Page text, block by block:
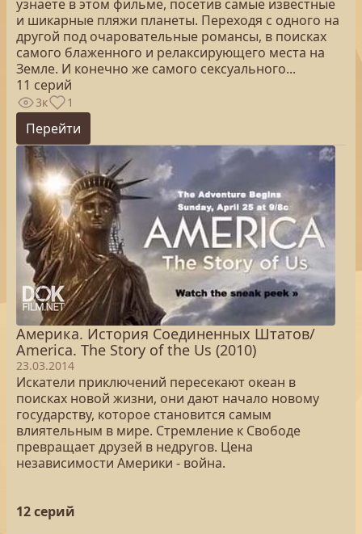
узнаете в этом фильме, посетив самые известные
и шикарные пляжи планеты. Переходя с одного на
другой под очаровательные романсы, в поисках
самого блаженного и релаксирующего места на
Земле. И конечно же самого сексуального...
11 серий
3к 1
Перейти
Америка. История Соединенных Штатов/
America. The Story of the Us (2010)
23.03.2014
Искатели приключений пересекают океан в
поисках новой жизни, они дают начало новому
государству, которое становится самым
влиятельным в мире. Стремление к Свободе
превращает друзей в недругов. Цена
независимости Америки - война.
12 серий